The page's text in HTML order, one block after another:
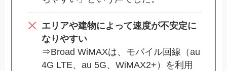
エリアや建物によって速度が不安定に
なりやすい
⇒Broad WiMAXは、モバイル回線（au
4G LTE、au 5G、WiMAX2+）を利用